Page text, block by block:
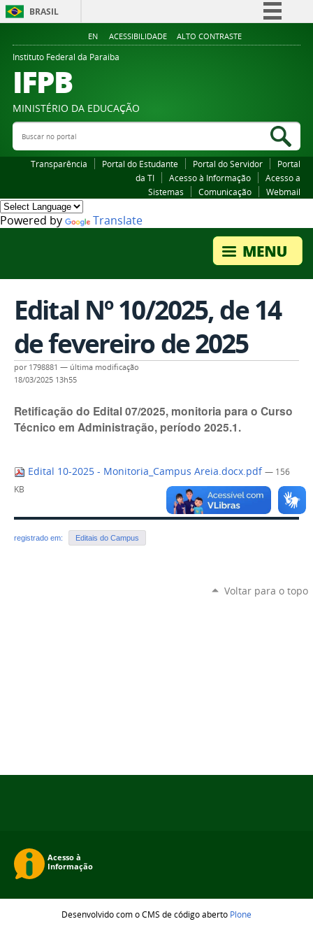
BRASIL
Simplifique!
Legislação
EN ACESSIBILIDADE ALTO CONTRASTE
Instituto Federal da Paraiba
IFPB
MINISTÉRIO DA EDUCAÇÃO
Buscar no portal
Transparência Portal do Estudante Portal do Servidor
Portal
da TI
Acesso à Informação
Acesso a
Sistemas
Comunicação Webmail
Powered by Translate
Edital Nº 10/2025, de 14
de fevereiro de 2025
por 1798881 — última modificação
18/03/2025 13h55
Retificação do Edital 07/2025, monitoria para o Curso
Técnico em Administração, período 2025.1.
Edital 10-2025 - Monitoria_Campus Areia.docx.pdf — 156
KB
registrado em: Editais do Campus
Voltar para o topo
Desenvolvido com o CMS de código aberto Plone